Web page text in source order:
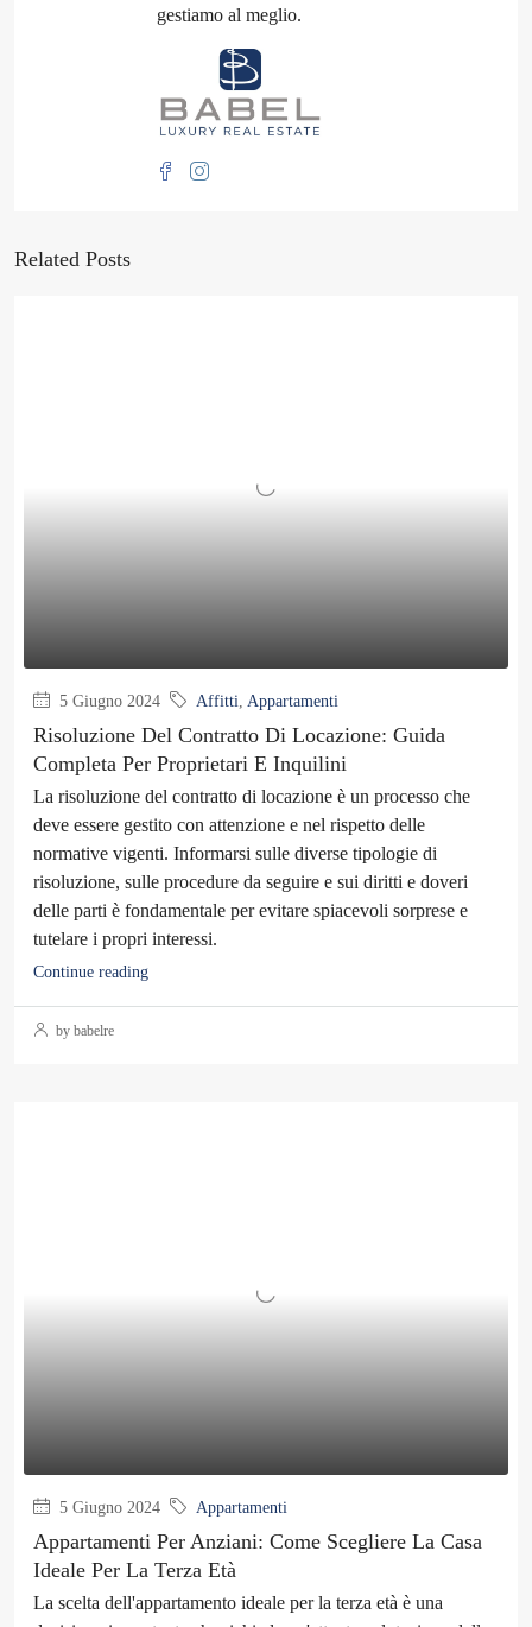
gestiamo al meglio.
Related Posts
5 Giugno 2024 Affitti Appartamenti
Risoluzione Del Contratto Di Locazione: Guida
Completa Per Proprietari E Inquilini
La risoluzione del contratto di locazione è un processo che
deve essere gestito con attenzione e nel rispetto delle
normative vigenti. Informarsi sulle diverse tipologie di
risoluzione, sulle procedure da seguire e sui diritti e doveri
delle parti è fondamentale per evitare spiacevoli sorprese e
tutelare i propri interessi.
Continue reading
by babelre
5 Giugno 2024 Appartamenti
Appartamenti Per Anziani: Come Scegliere La Casa
Ideale Per La Terza Età
La scelta dell'appartamento ideale per la terza età è una